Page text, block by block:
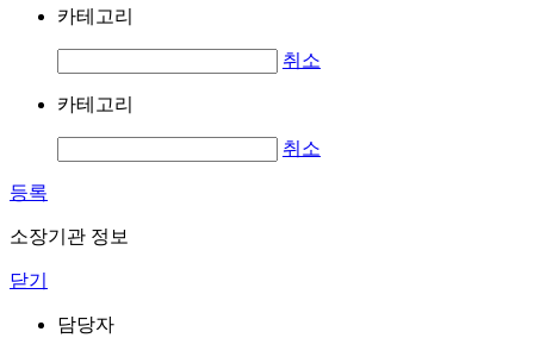
카테고리
취소
카테고리
취소
등록
소장기관 정보
닫기
담당자